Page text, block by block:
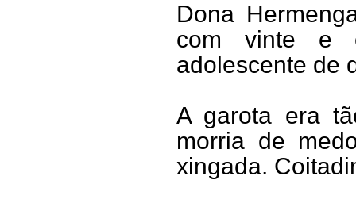
Dona
com vinte e
adolescente de
A garota era
morria de
xingada.